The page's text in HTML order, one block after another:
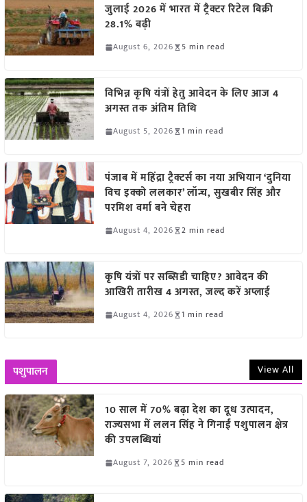
जुलाई 2026 में भारत में ट्रैक्टर रिटेल बिक्री
28.1% बढ़ी
August 6, 2026 5 min read
विभिन्न कृषि यंत्रों हेतु आवेदन के लिए आज 4
अगस्त तक अंतिम तिथि
August 5, 2026 1 min read
पंजाब में महिंद्रा ट्रैक्टर्स का नया अभियान ‘दुनिया
विच इक्को ललकार’ लॉन्च, सुखबीर सिंह और
परमिश वर्मा बने चेहरा
August 4, 2026 2 min read
कृषि यंत्रों पर सब्सिडी चाहिए? आवेदन की
आखिरी तारीख 4 अगस्त, जल्द करें अप्लाई
August 4, 2026 1 min read
पशुपालन View All
10 साल में 70% बढ़ा देश का दूध उत्पादन,
राज्यसभा में ललन सिंह ने गिनाईं पशुपालन क्षेत्र
की उपलब्धियां
August 7, 2026 5 min read